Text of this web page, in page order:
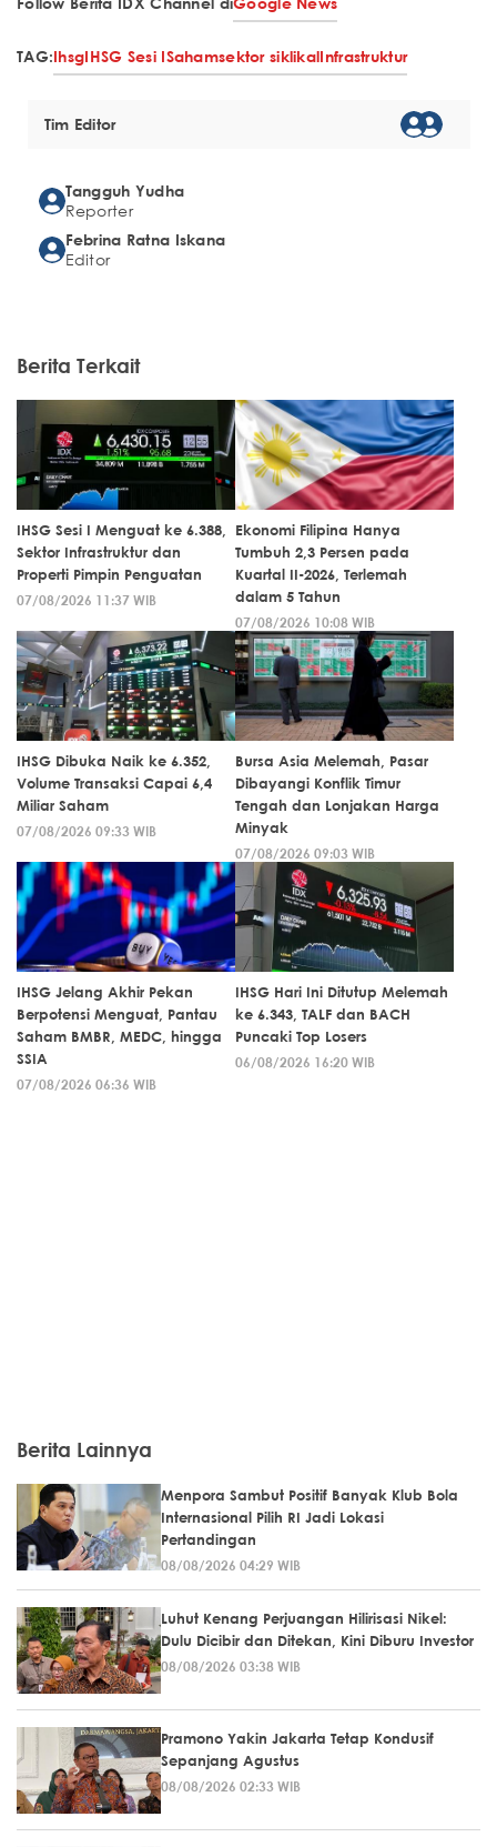
TAG:IhsgIHSG Sesi ISahamsektor siklikalInfrastruktur
Tim Editor
Tangguh Yudha
Reporter
Febrina Ratna Iskana
Editor
Berita Terkait
IHSG Sesi I Menguat ke 6.388,
Sektor Infrastruktur dan
Properti Pimpin Penguatan
07/08/2026 11:37 WIB
Ekonomi Filipina Hanya
Tumbuh 2,3 Persen pada
Kuartal II-2026, Terlemah
dalam 5 Tahun
07/08/2026 10:08 WIB
IHSG Dibuka Naik ke 6.352,
Volume Transaksi Capai 6,4
Miliar Saham
07/08/2026 09:33 WIB
Bursa Asia Melemah, Pasar
Dibayangi Konflik Timur
Tengah dan Lonjakan Harga
Minyak
07/08/2026 09:03 WIB
IHSG Jelang Akhir Pekan
Berpotensi Menguat, Pantau
Saham BMBR, MEDC, hingga
SSIA
07/08/2026 06:36 WIB
IHSG Hari Ini Ditutup Melemah
ke 6.343, TALF dan BACH
Puncaki Top Losers
06/08/2026 16:20 WIB
Berita Lainnya
Menpora Sambut Positif Banyak Klub Bola
Internasional Pilih RI Jadi Lokasi
Pertandingan
08/08/2026 04:29 WIB
Luhut Kenang Perjuangan Hilirisasi Nikel:
Dulu Dicibir dan Ditekan, Kini Diburu Investor
08/08/2026 03:38 WIB
Pramono Yakin Jakarta Tetap Kondusif
Sepanjang Agustus
08/08/2026 02:33 WIB